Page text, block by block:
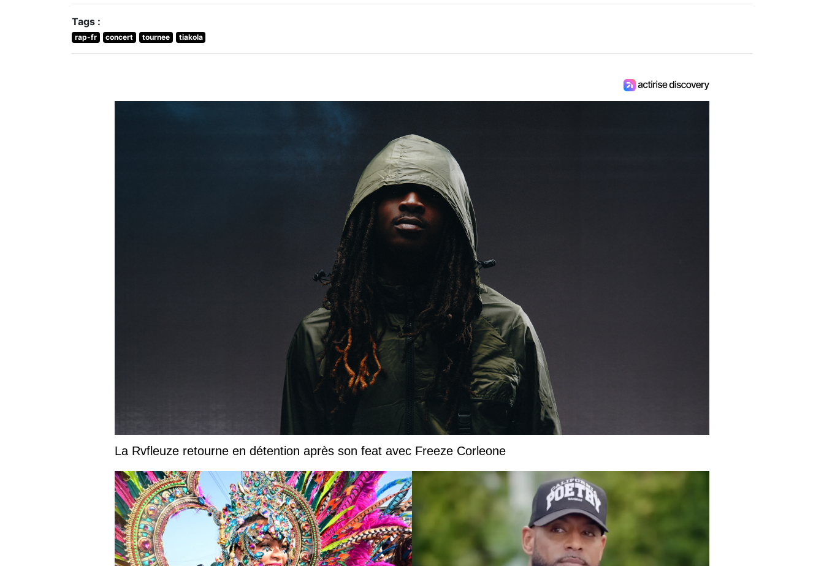
Tags :
rap-fr concert tournee tiakola
La Rvfleuze retourne en détention après son feat avec Freeze Corleone